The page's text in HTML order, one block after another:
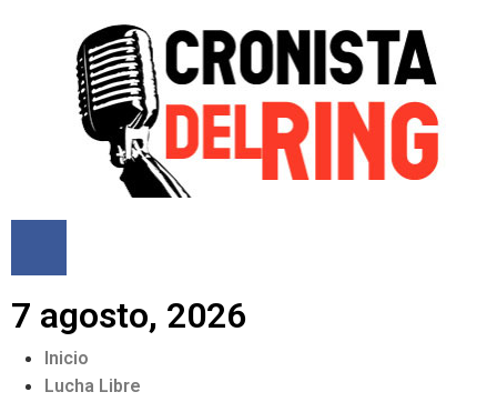
7 agosto, 2026
Inicio
Lucha Libre